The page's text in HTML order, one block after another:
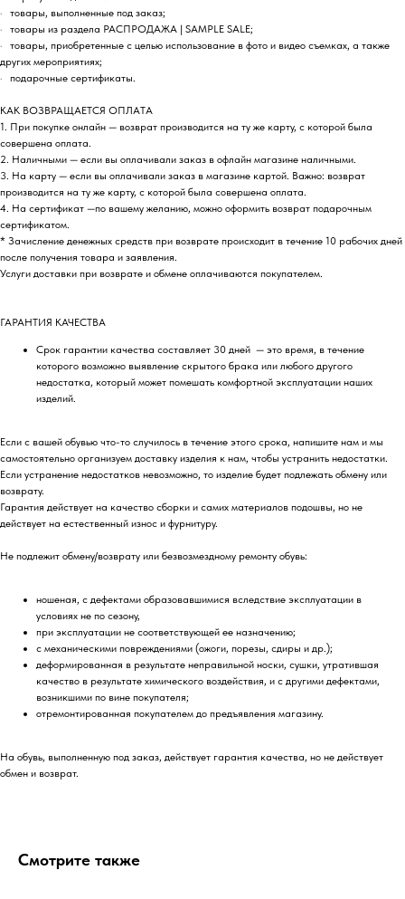
· товары, выполненные под заказ;
· товары из раздела РАСПРОДАЖА | SAMPLE SALE;
· товары, приобретенные с целью использование в фото и видео съемках, а также
других мероприятиях;
· подарочные сертификаты.
КАК ВОЗВРАЩАЕТСЯ ОПЛАТА
1. При покупке онлайн — возврат производится на ту же карту, с которой была
совершена оплата.
2. Наличными — если вы оплачивали заказ в офлайн магазине наличными.
3. На карту — если вы оплачивали заказ в магазине картой. Важно: возврат
производится на ту же карту, с которой была совершена оплата.
4. На сертификат —по вашему желанию, можно оформить возврат подарочным
сертификатом.
* Зачисление денежных средств при возврате происходит в течение 10 рабочих дней
после получения товара и заявления.
Услуги доставки при возврате и обмене оплачиваются покупателем.
ГАРАНТИЯ КАЧЕСТВА
Срок гарантии качества составляет 30 дней — это время, в течение
которого возможно выявление скрытого брака или любого другого
недостатка, который может помешать комфортной эксплуатации наших
изделий.
Если с вашей обувью что-то случилось в течение этого срока, напишите нам и мы
самостоятельно организуем доставку изделия к нам, чтобы устранить недостатки.
Если устранение недостатков невозможно, то изделие будет подлежать обмену или
возврату.
Гарантия действует на качество сборки и самих материалов подошвы, но не
действует на естественный износ и фурнитуру.
Не подлежит обмену/возврату или безвозмездному ремонту обувь:
ношеная, с дефектами образовавшимися вследствие эксплуатации в
условиях не по сезону,
при эксплуатации не соответствующей ее назначению;
с механическими повреждениями (ожоги, порезы, сдиры и др.);
деформированная в результате неправильной носки, сушки, утратившая
качество в результате химического воздействия, и с другими дефектами,
возникшими по вине покупателя;
отремонтированная покупателем до предъявления магазину.
На обувь, выполненную под заказ, действует гарантия качества, но не действует
обмен и возврат.
Смотрите также